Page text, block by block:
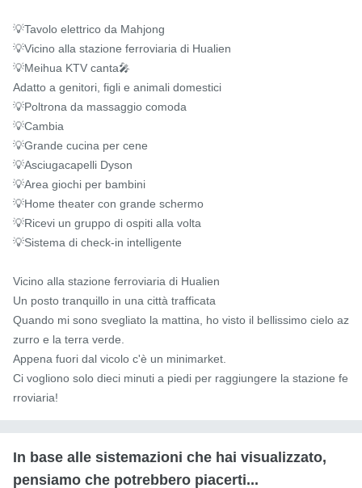
💡Tavolo elettrico da Mahjong
💡Vicino alla stazione ferroviaria di Hualien
💡Meihua KTV canta🎤
Adatto a genitori, figli e animali domestici
💡Poltrona da massaggio comoda
💡Cambia
💡Grande cucina per cene
💡Asciugacapelli Dyson
💡Area giochi per bambini
💡Home theater con grande schermo
💡Ricevi un gruppo di ospiti alla volta
💡Sistema di check-in intelligente
Vicino alla stazione ferroviaria di Hualien
Un posto tranquillo in una città trafficata
Quando mi sono svegliato la mattina, ho visto il bellissimo cielo az
zurro e la terra verde.
Appena fuori dal vicolo c'è un minimarket.
Ci vogliono solo dieci minuti a piedi per raggiungere la stazione fe
rroviaria!
In base alle sistemazioni che hai visualizzato,
pensiamo che potrebbero piacerti...